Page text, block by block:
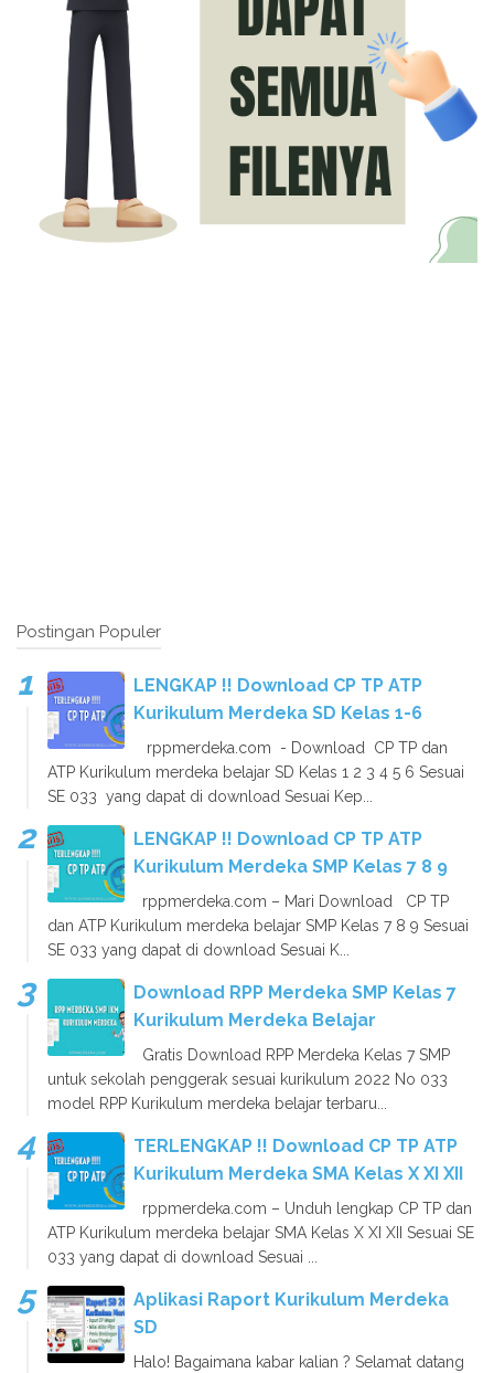
Postingan Populer
LENGKAP !! Download CP TP ATP
Kurikulum Merdeka SD Kelas 1-6
rppmerdeka.com - Download CP TP dan
ATP Kurikulum merdeka belajar SD Kelas 1 2 3 4 5 6 Sesuai
SE 033 yang dapat di download Sesuai Kep...
LENGKAP !! Download CP TP ATP
Kurikulum Merdeka SMP Kelas 7 8 9
rppmerdeka.com – Mari Download CP TP
dan ATP Kurikulum merdeka belajar SMP Kelas 7 8 9 Sesuai
SE 033 yang dapat di download Sesuai K...
Download RPP Merdeka SMP Kelas 7
Kurikulum Merdeka Belajar
Gratis Download RPP Merdeka Kelas 7 SMP
untuk sekolah penggerak sesuai kurikulum 2022 No 033
model RPP Kurikulum merdeka belajar terbaru...
TERLENGKAP !! Download CP TP ATP
Kurikulum Merdeka SMA Kelas X XI XII
rppmerdeka.com – Unduh lengkap CP TP dan
ATP Kurikulum merdeka belajar SMA Kelas X XI XII Sesuai SE
033 yang dapat di download Sesuai ...
Aplikasi Raport Kurikulum Merdeka
SD
Halo! Bagaimana kabar kalian ? Selamat datang